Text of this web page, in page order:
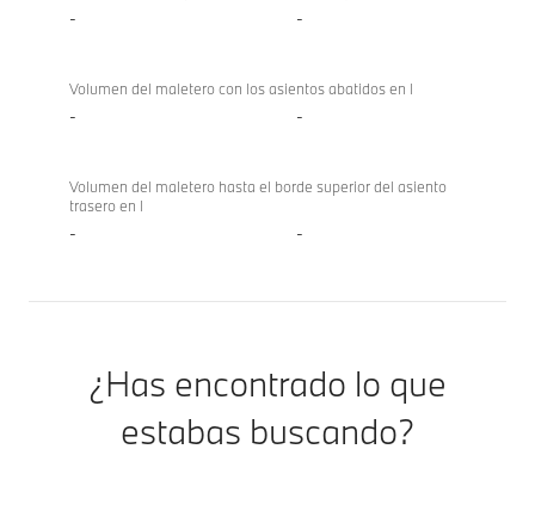
- -
Volumen del maletero con los asientos abatidos en l
- -
Volumen del maletero hasta el borde superior del asiento
trasero en l
- -
¿Has encontrado lo que
estabas buscando?